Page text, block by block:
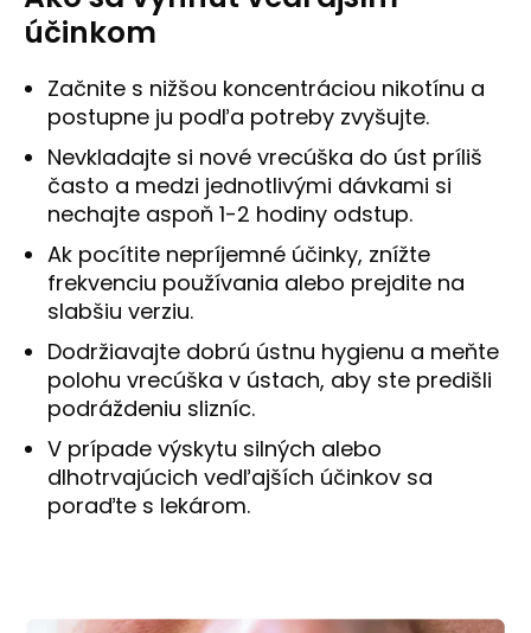
účinkom
Začnite s nižšou koncentráciou nikotínu a
postupne ju podľa potreby zvyšujte.
Nevkladajte si nové vrecúška do úst príliš
často a medzi jednotlivými dávkami si
nechajte aspoň 1-2 hodiny odstup.
Ak pocítite nepríjemné účinky, znížte
frekvenciu používania alebo prejdite na
slabšiu verziu.
Dodržiavajte dobrú ústnu hygienu a meňte
polohu vrecúška v ústach, aby ste predišli
podráždeniu slizníc.
V prípade výskytu silných alebo
dlhotrvajúcich vedľajších účinkov sa
poraďte s lekárom.